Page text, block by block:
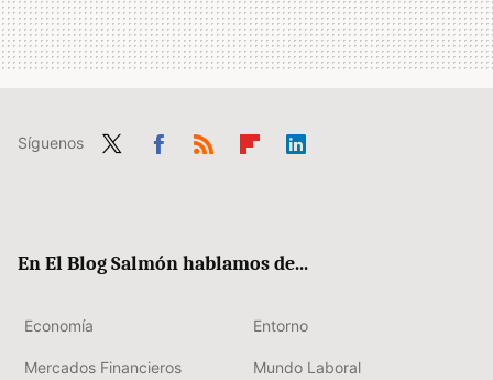
Síguenos
En El Blog Salmón hablamos de...
Economía Entorno
Mercados Financieros Mundo Laboral